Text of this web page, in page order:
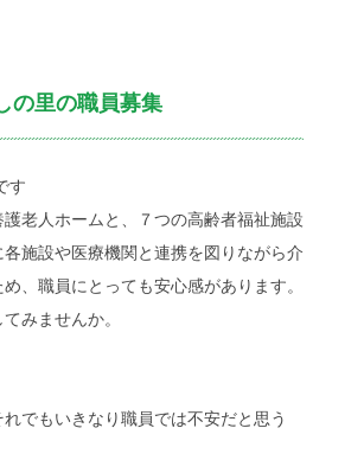
の里の職員募集
す
老人ホームと、７つの高齢者福祉施設
施設や医療機関と連携を図りながら介
、職員にとっても安心感があります。
みませんか。
でもいきなり職員では不安だと思う